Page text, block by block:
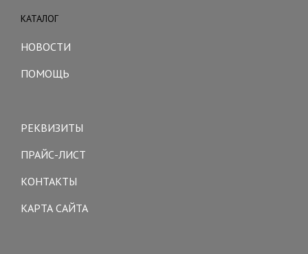
КАТАЛОГ
НОВОСТИ
ПОМОЩЬ
РЕКВИЗИТЫ
ПРАЙС-ЛИСТ
КОНТАКТЫ
КАРТА САЙТА